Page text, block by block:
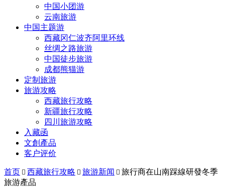
中国小团游
云南旅游
中国主题游
西藏冈仁波齐阿里环线
丝绸之路旅游
中国徒步旅游
成都熊猫游
定制旅游
旅游攻略
西藏旅行攻略
新疆旅行攻略
四川旅游攻略
入藏函
文創產品
客户评价
首页  西藏旅行攻略  旅游新闻  旅行商在山南踩線研發冬季
旅游產品